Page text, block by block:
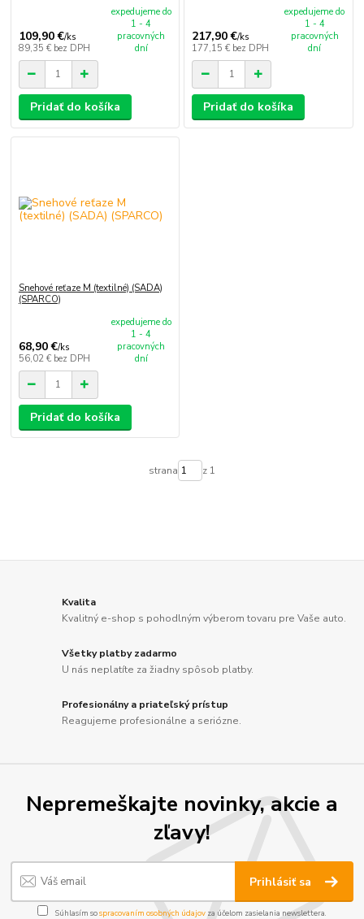
109,90 €/ks
89,35 € bez DPH
expedujeme do
1 - 4
pracovných
dní
Pridať do košíka
217,90 €/ks
177,15 € bez DPH
expedujeme do
1 - 4
pracovných
dní
Pridať do košíka
Snehové reťaze M (textilné) (SADA)
(SPARCO)
68,90 €/ks
56,02 € bez DPH
expedujeme do
1 - 4
pracovných
dní
Pridať do košíka
strana z 1
Kvalita
Kvalitný e-shop s pohodlným výberom tovaru pre Vaše auto.
Všetky platby zadarmo
U nás neplatíte za žiadny spôsob platby.
Profesionálny a priateľský prístup
Reagujeme profesionálne a seriózne.
Nepremeškajte novinky, akcie a
zľavy!
Prihlásiť sa
Súhlasím sospracovaním osobných údajov za účelom zasielania newslettera.